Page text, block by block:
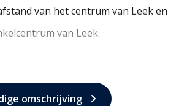
van het centrum van Leek en
van Leek.
omschrijving